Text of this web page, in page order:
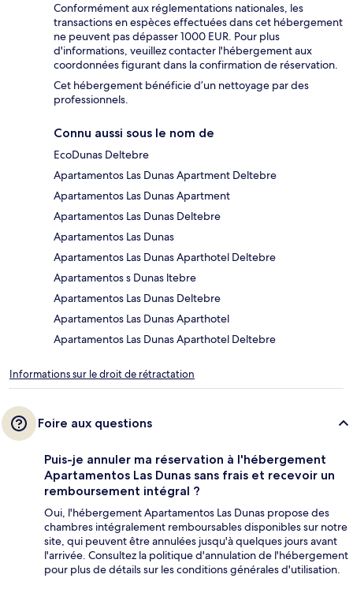
Conformément aux réglementations nationales, les
transactions en espèces effectuées dans cet hébergement
ne peuvent pas dépasser 1000 EUR. Pour plus
d'informations, veuillez contacter l'hébergement aux
coordonnées figurant dans la confirmation de réservation.
Cet hébergement bénéficie d’un nettoyage par des
professionnels.
Connu aussi sous le nom de
EcoDunas Deltebre
Apartamentos Las Dunas Apartment Deltebre
Apartamentos Las Dunas Apartment
Apartamentos Las Dunas Deltebre
Apartamentos Las Dunas
Apartamentos Las Dunas Aparthotel Deltebre
Apartamentos s Dunas ltebre
Apartamentos Las Dunas Deltebre
Apartamentos Las Dunas Aparthotel
Apartamentos Las Dunas Aparthotel Deltebre
Informations sur le droit de rétractation
Foire aux questions
Puis-je annuler ma réservation à l'hébergement
Apartamentos Las Dunas sans frais et recevoir un
remboursement intégral ?
Oui, l'hébergement Apartamentos Las Dunas propose des
chambres intégralement remboursables disponibles sur notre
site, qui peuvent être annulées jusqu'à quelques jours avant
l'arrivée. Consultez la politique d'annulation de l'hébergement
pour plus de détails sur les conditions générales d'utilisation.